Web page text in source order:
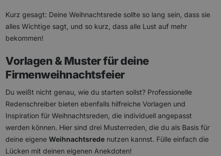
Kurz gesagt: Deine Weihnachtsrede sollte so lang sein, dass sie
alles Wichtige sagt, und so kurz, dass alle Lust auf mehr
bekommen!
Vorlagen & Muster für deine
Firmenweihnachtsfeier
Du weißt nicht genau, wie du starten sollst? Professionelle
Redenschreiber bieten ebenfalls hilfreiche Vorlagen und
Inspiration für Weihnachtsreden, die individuell angepasst
werden können. Hier sind drei Musterreden, die du als Basis für
deine eigeneWeihnachtsrede nutzen kannst. Fülle einfach die
Lücken mit deinen eigenen Anekdoten!